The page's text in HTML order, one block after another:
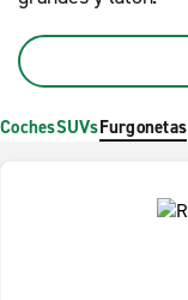
CochesSUVsFurgonetas